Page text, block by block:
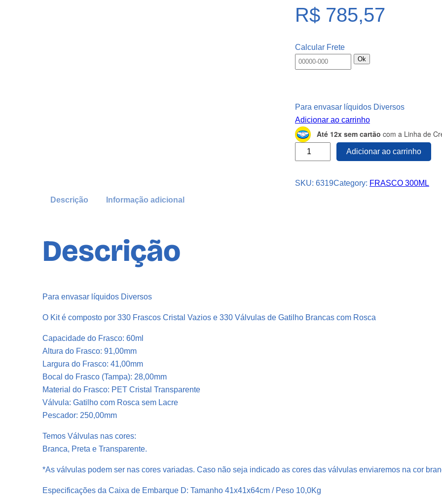
R$ 785,57
Calcular Frete
Ok
Para envasar líquidos Diversos
Adicionar ao carrinho
Até 12x sem cartão com a Linha de
3
F
t
e
6
Adicionar ao carrinho
SKU: 6319Category: FRASCO 300ML
Descrição
Informação adicional
Descrição
Para envasar líquidos Diversos
O Kit é composto por 330 Frascos Cristal Vazios e 330 Válvulas de Gatilho Brancas com Rosca
Capacidade do Frasco: 60ml
Altura do Frasco: 91,00mm
Largura do Frasco: 41,00mm
Bocal do Frasco (Tampa): 28,00mm
Material do Frasco: PET Cristal Transparente
Válvula: Gatilho com Rosca sem Lacre
Pescador: 250,00mm
Temos Válvulas nas cores:
Branca, Preta e Transparente.
*As válvulas podem ser nas cores variadas. Caso não seja indicado as cores das válvulas enviaremos na cor
Especificações da Caixa de Embarque D: Tamanho 41x41x64cm / Peso 10,0Kg